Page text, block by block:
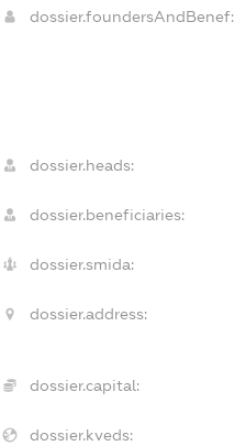
dossier.foundersAndBenef:
dossier.heads:
dossier.beneficiaries:
dossier.smida:
dossier.address:
dossier.capital:
dossier.kveds: